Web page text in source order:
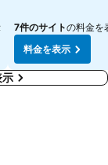
7件のサイトの料金を
料金を表示
示